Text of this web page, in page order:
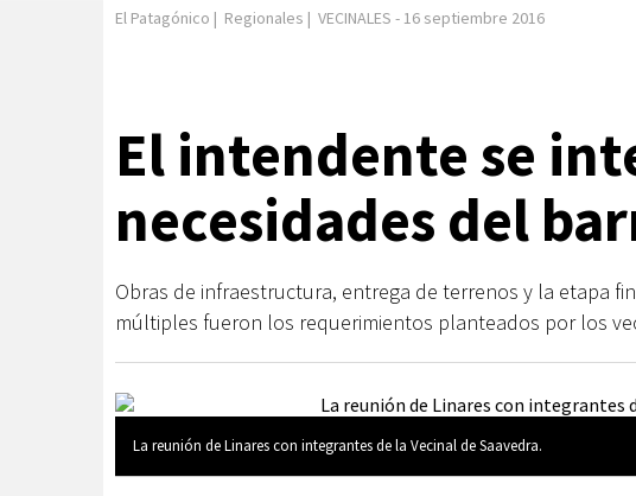
El Patagónico | Regionales | VECINALES - 16 septiembre 2016
El intendente se
necesidades del
Obras de infraestructura, entrega de terrenos y la etapa
múltiples fueron los requerimientos planteados por los
La reunión de Linares con integrantes de la Vecinal de Saavedra.